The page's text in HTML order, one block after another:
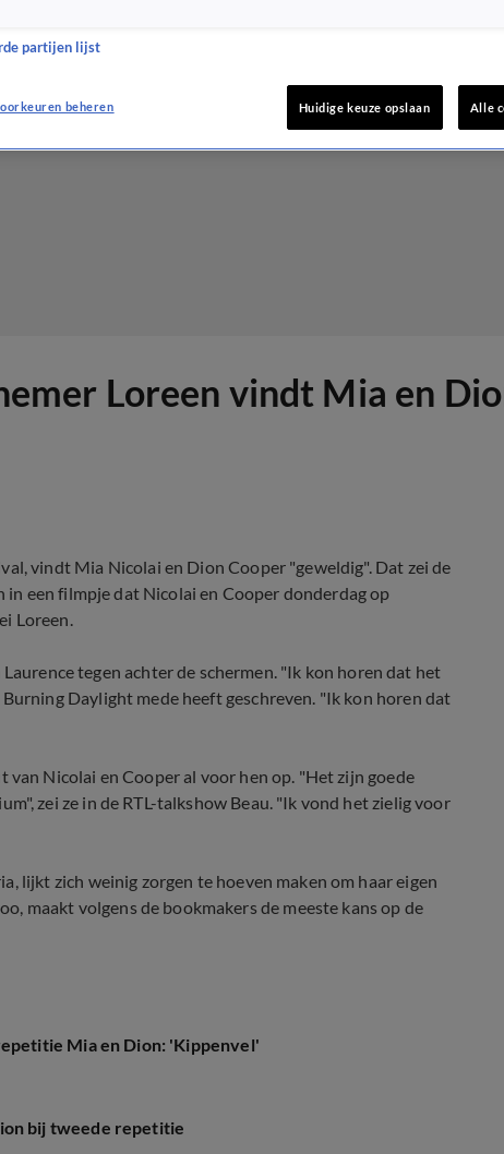
Loreen vindt Mia en
vindt Mia Nicolai en Dion Cooper "geweldig". Dat zei de
in een filmpje dat Nicolai en Cooper donderdag op
Loreen.
tegen achter de schermen. "Ik kon horen dat het
Daylight mede heeft geschreven. "Ik kon horen dat
Nicolai en Cooper al voor hen op. "Het zijn goede
zei ze in de RTL-talkshow Beau. "Ik vond het zielig voor
lijkt zich weinig zorgen te hoeven maken om haar eigen
maakt volgens de bookmakers de meeste kans op de
Mia en Dion: 'Kippenvel'
bij tweede repetitie
partijen lijst
beheren Huidige keuze opslaan Alle